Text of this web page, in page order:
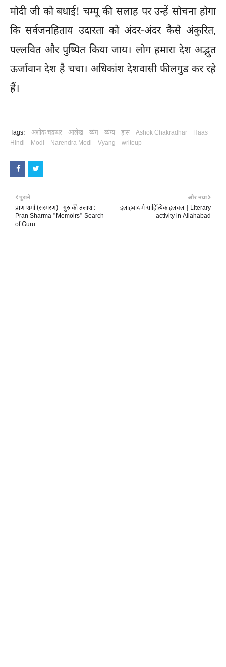
मोदी जी को बधाई! चम्पू की सलाह पर उन्हें सोचना होगा
कि सर्वजनहिताय उदारता को अंदर-अंदर कैसे अंकुरित,
पल्लवित और पुष्पित किया जाय। लोग हमारा देश अद्भुत
ऊर्जावान देश है चचा। अधिकांश देशवासी फीलगुड कर रहे
हैं।
Tags: अशोक चक्रधर आलेख व्यंग व्यंग्य हास Ashok Chakradhar
Haas
Hindi
Modi Narendra Modi Vyang writeup
और नया
इलाहबाद में साहित्यिक हलचल | Literary
activity in Allahabad
पुराने
प्राण शर्मा (संस्मरण) - गुरु की तलाश :
Pran Sharma "Memoirs" Search
of Guru